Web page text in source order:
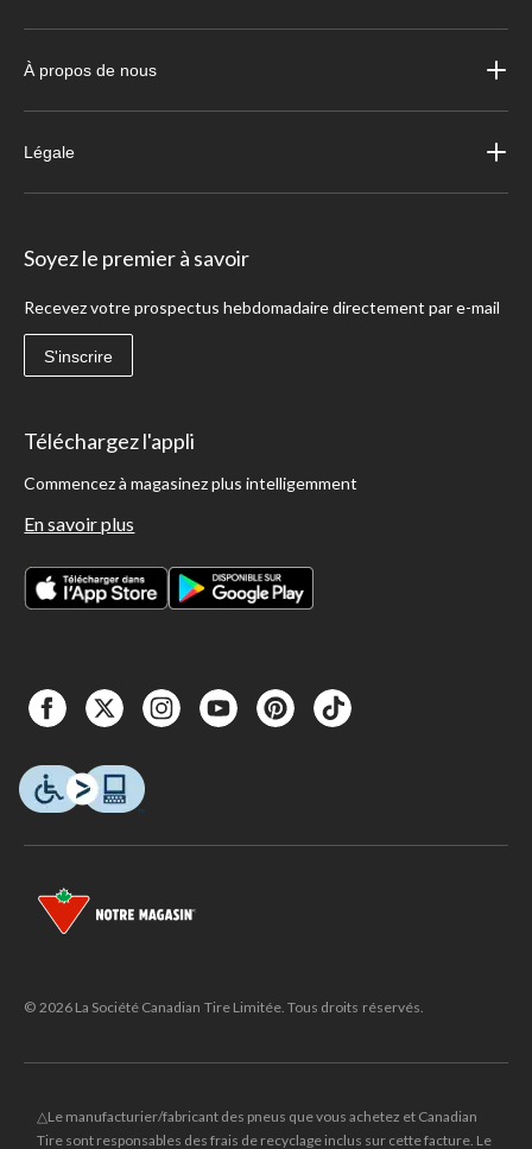
À propos de nous
Légale
Soyez le premier à savoir
Recevez votre prospectus hebdomadaire directement par e-mail
S'inscrire
Téléchargez l'appli
Commencez à magasinez plus intelligemment
En savoir plus
© 2026 La Société Canadian Tire Limitée. Tous droits réservés.
△Le manufacturier/fabricant des pneus que vous achetez et Canadian
Tire sont responsables des frais de recyclage inclus sur cette facture. Le